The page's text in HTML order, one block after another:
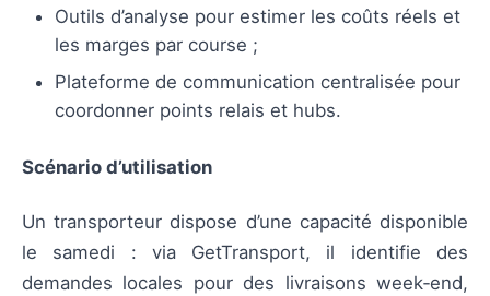
Outils d’analyse pour estimer les coûts réels et
les marges par course ;
Plateforme de communication centralisée pour
coordonner points relais et hubs.
Scénario d’utilisation
Un transporteur dispose d’une capacité disponible
le samedi : via GetTransport, il identifie des
demandes locales pour des livraisons week‑end,